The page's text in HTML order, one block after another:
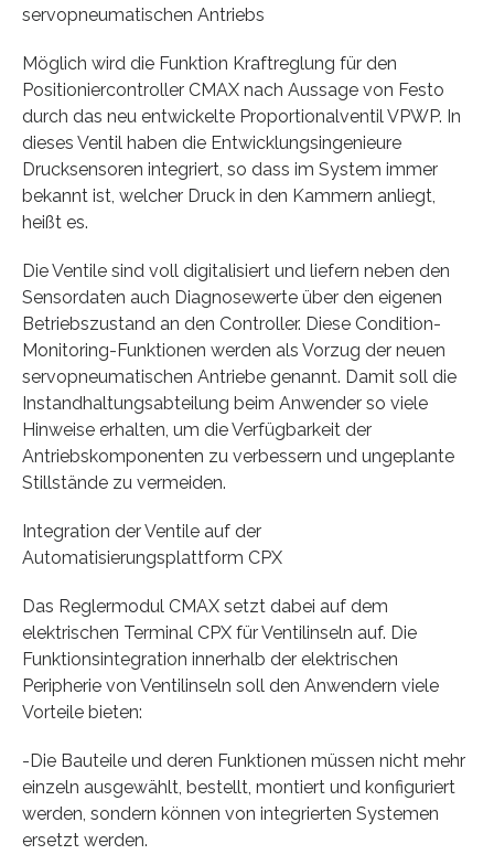
servopneumatischen Antriebs
Möglich wird die Funktion Kraftreglung für den
Positioniercontroller CMAX nach Aussage von Festo
durch das neu entwickelte Proportionalventil VPWP. In
dieses Ventil haben die Entwicklungsingenieure
Drucksensoren integriert, so dass im System immer
bekannt ist, welcher Druck in den Kammern anliegt,
heißt es.
Die Ventile sind voll digitalisiert und liefern neben den
Sensordaten auch Diagnosewerte über den eigenen
Betriebszustand an den Controller. Diese Condition-
Monitoring-Funktionen werden als Vorzug der neuen
servopneumatischen Antriebe genannt. Damit soll die
Instandhaltungsabteilung beim Anwender so viele
Hinweise erhalten, um die Verfügbarkeit der
Antriebskomponenten zu verbessern und ungeplante
Stillstände zu vermeiden.
Integration der Ventile auf der
Automatisierungsplattform CPX
Das Reglermodul CMAX setzt dabei auf dem
elektrischen Terminal CPX für Ventilinseln auf. Die
Funktionsintegration innerhalb der elektrischen
Peripherie von Ventilinseln soll den Anwendern viele
Vorteile bieten:
-Die Bauteile und deren Funktionen müssen nicht mehr
einzeln ausgewählt, bestellt, montiert und konfiguriert
werden, sondern können von integrierten Systemen
ersetzt werden.